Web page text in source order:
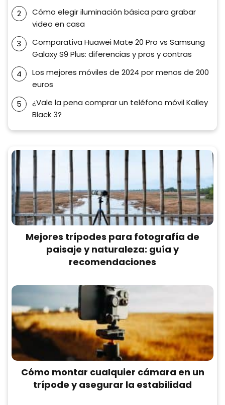
Cómo elegir iluminación básica para grabar
video en casa
Comparativa Huawei Mate 20 Pro vs Samsung
Galaxy S9 Plus: diferencias y pros y contras
Los mejores móviles de 2024 por menos de 200
euros
¿Vale la pena comprar un teléfono móvil Kalley
Black 3?
Mejores trípodes para fotografía de
paisaje y naturaleza: guía y
recomendaciones
Cómo montar cualquier cámara en un
trípode y asegurar la estabilidad